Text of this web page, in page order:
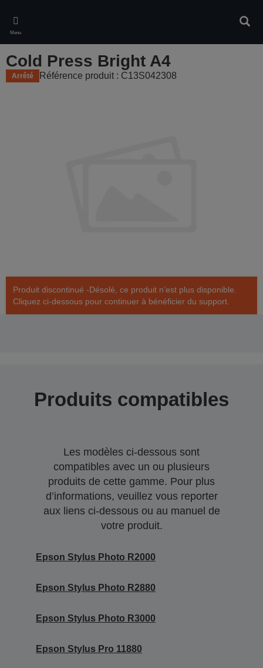
main
content
Menu
Cold Press Bright A4
Arrêté Référence produit : C13S042308
Produit discontinué -Désolé, ce produit n’est plus disponible.
Cliquez ci-dessous pour continuer à bénéficier du support.
Produits compatibles
Les modèles ci-dessous sont
compatibles avec un ou plusieurs
produits de cette gamme. Pour plus
d’informations, veuillez vous reporter
aux liens ci-dessous ou au manuel de
votre produit.
Epson Stylus Photo R2000
Epson Stylus Photo R2880
Epson Stylus Photo R3000
Epson Stylus Pro 11880